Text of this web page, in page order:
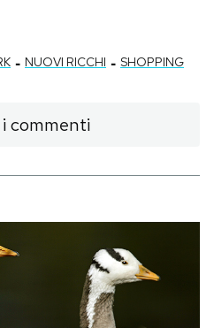
- NUOVI RICCHI - SHOPPING
commenti